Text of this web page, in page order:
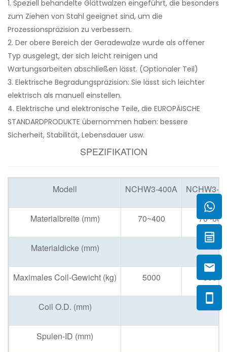
1. Speziell behandelte Glättwalzen eingeführt, die besonders
zum Ziehen von Stahl geeignet sind, um die
Prozessionspräzision zu verbessern.
2. Der obere Bereich der Geradewalze wurde als offener
Typ ausgelegt, der sich leicht reinigen und
Wartungsarbeiten abschließen lässt. (Optionaler Teil)
3. Elektrische Begradungspräzision: Sie lässt sich leichter
elektrisch als manuell einstellen.
4. Elektrische und elektronische Teile, die EUROPÄISCHE
STANDARDPRODUKTE übernommen haben: bessere
Sicherheit, Stabilität, Lebensdauer usw.
SPEZIFIKATION
Modell NCHW3-400A NCHW3-
Materialbreite (mm) 70~400 70~600
Materialdicke (mm)
Maximales Coil-Gewicht (kg) 5000 5000
Coil O.D. (mm)
Spulen-ID (mm)